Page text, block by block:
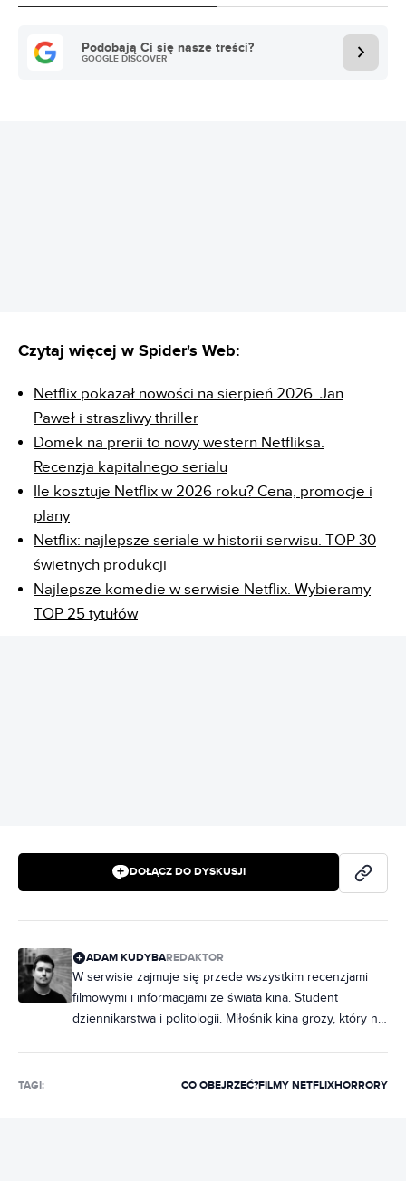
Podobają Ci się nasze treści?
GOOGLE DISCOVER
Czytaj więcej w Spider's Web:
Netflix pokazał nowości na sierpień 2026. Jan
Paweł i straszliwy thriller
Domek na prerii to nowy western Netfliksa.
Recenzja kapitalnego serialu
Ile kosztuje Netflix w 2026 roku? Cena, promocje i
plany
Netflix: najlepsze seriale w historii serwisu. TOP 30
świetnych produkcji
Najlepsze komedie w serwisie Netflix. Wybieramy
TOP 25 tytułów
DOŁĄCZ DO DYSKUSJI
ADAM KUDYBAREDAKTOR
W serwisie zajmuje się przede wszystkim recenzjami
filmowymi i informacjami ze świata kina. Student
dziennikarstwa i politologii. Miłośnik kina grozy, który na
większość playlisty na Spotify. Wcześniej publikował w
TAGI: CO OBEJRZEĆ?FILMY NETFLIXHORRORY